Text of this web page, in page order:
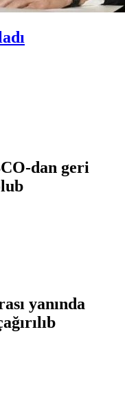
dan geri
yanında